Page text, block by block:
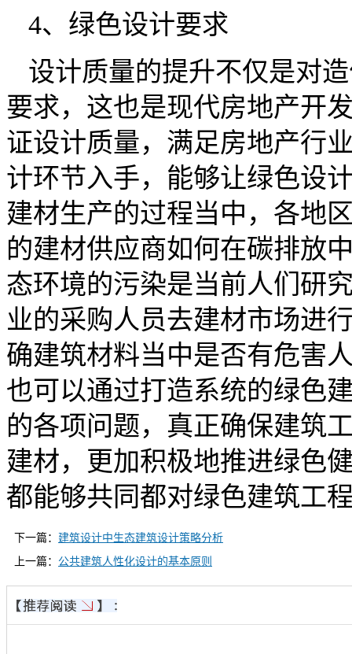
4、绿色设计要求
设计质量的提升不仅是对
要求，这也是现代房地产开
证设计质量，满足房地产行
计环节入手，能够让绿色设
建材生产的过程当中，各地
的建材供应商如何在碳排放
态环境的污染是当前人们研
业的采购人员去建材市场进
确建筑材料当中是否有危害
也可以通过打造系统的绿色
的各项问题，真正确保建筑
建材，更加积极地推进绿色
都能够共同都对绿色建筑工
下一篇： 建筑设计中生态建筑设计策略分析
上一篇： 公共建筑人性化设计的基本原则